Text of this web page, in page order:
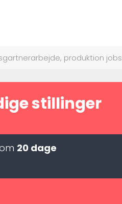
produktion jobs
stillinger
20 dage